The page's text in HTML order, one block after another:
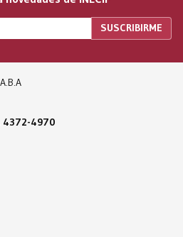
4372-4970